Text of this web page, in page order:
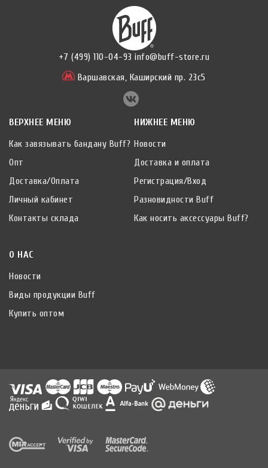
+7 (499) 110-04-93 info@buff-store.ru
Варшавская, Каширский пр. 23с5
ВЕРХНЕЕ МЕНЮ
Как завязывать бандану Buff?
Опт
Доставка/Оплата
Личный кабинет
Контакты склада
НИЖНЕЕ МЕНЮ
Новости
Доставка и оплата
Регистрация/Вход
Разновидности Buff
Как носить аксессуары Buff?
О НАС
Новости
Виды продукции Buff
Купить оптом